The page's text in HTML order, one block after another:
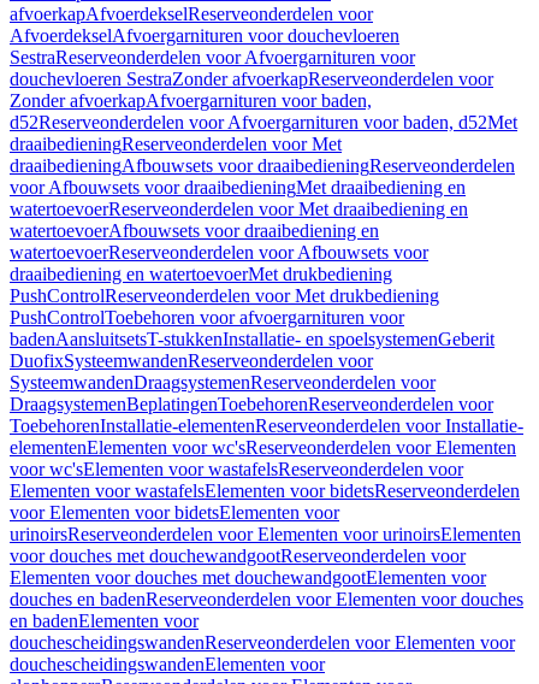
afvoerkapAfvoerdekselReserveonderdelen voor
AfvoerdekselAfvoergarnituren voor douchevloeren
SestraReserveonderdelen voor Afvoergarnituren voor
douchevloeren SestraZonder afvoerkapReserveonderdelen voor
Zonder afvoerkapAfvoergarnituren voor baden,
d52Reserveonderdelen voor Afvoergarnituren voor baden, d52Met
draaibedieningReserveonderdelen voor Met
draaibedieningAfbouwsets voor draaibedieningReserveonderdelen
voor Afbouwsets voor draaibedieningMet draaibediening en
watertoevoerReserveonderdelen voor Met draaibediening en
watertoevoerAfbouwsets voor draaibediening en
watertoevoerReserveonderdelen voor Afbouwsets voor
draaibediening en watertoevoerMet drukbediening
PushControlReserveonderdelen voor Met drukbediening
PushControlToebehoren voor afvoergarnituren voor
badenAansluitsetsT-stukkenInstallatie- en spoelsystemenGeberit
DuofixSysteemwandenReserveonderdelen voor
SysteemwandenDraagsystemenReserveonderdelen voor
DraagsystemenBeplatingenToebehorenReserveonderdelen voor
ToebehorenInstallatie-elementenReserveonderdelen voor Installatie-
elementenElementen voor wc'sReserveonderdelen voor Elementen
voor wc'sElementen voor wastafelsReserveonderdelen voor
Elementen voor wastafelsElementen voor bidetsReserveonderdelen
voor Elementen voor bidetsElementen voor
urinoirsReserveonderdelen voor Elementen voor urinoirsElementen
voor douches met douchewandgootReserveonderdelen voor
Elementen voor douches met douchewandgootElementen voor
douches en badenReserveonderdelen voor Elementen voor douches
en badenElementen voor
douchescheidingswandenReserveonderdelen voor Elementen voor
douchescheidingswandenElementen voor